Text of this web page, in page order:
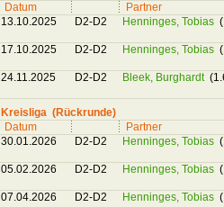
Datum
Partner
13.10.2025
D2-D2 Henninges, Tobias
17.10.2025 D2-D2 Henninges, Tobias
24.11.2025 D2-D2 Bleek, Burghardt
Kreisliga (Rückrunde)
Datum
Partner
30.01.2026
D2-D2 Henninges, Tobias
05.02.2026 D2-D2 Henninges, Tobias
07.04.2026 D2-D2 Henninges, Tobias